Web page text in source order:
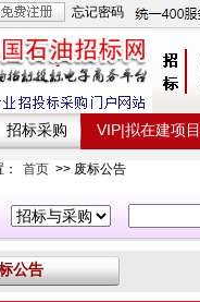
忘记密码
招标采购 VIP|拟在建项目
首页 >> 废标公告
公告